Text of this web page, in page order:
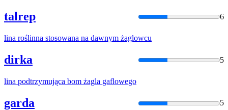
talrep 6
lina roślinna stosowana na dawnym żaglowcu
dirka 5
lina podtrzymująca bom żagla gaflowego
garda 5